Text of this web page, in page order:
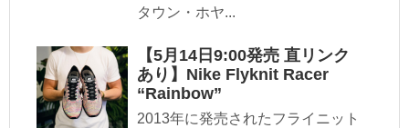
タウン・ホヤ...
【5月14日9:00発売 直リンク
あり】Nike Flyknit Racer
“Rainbow”
2013年に発売されたフライニット